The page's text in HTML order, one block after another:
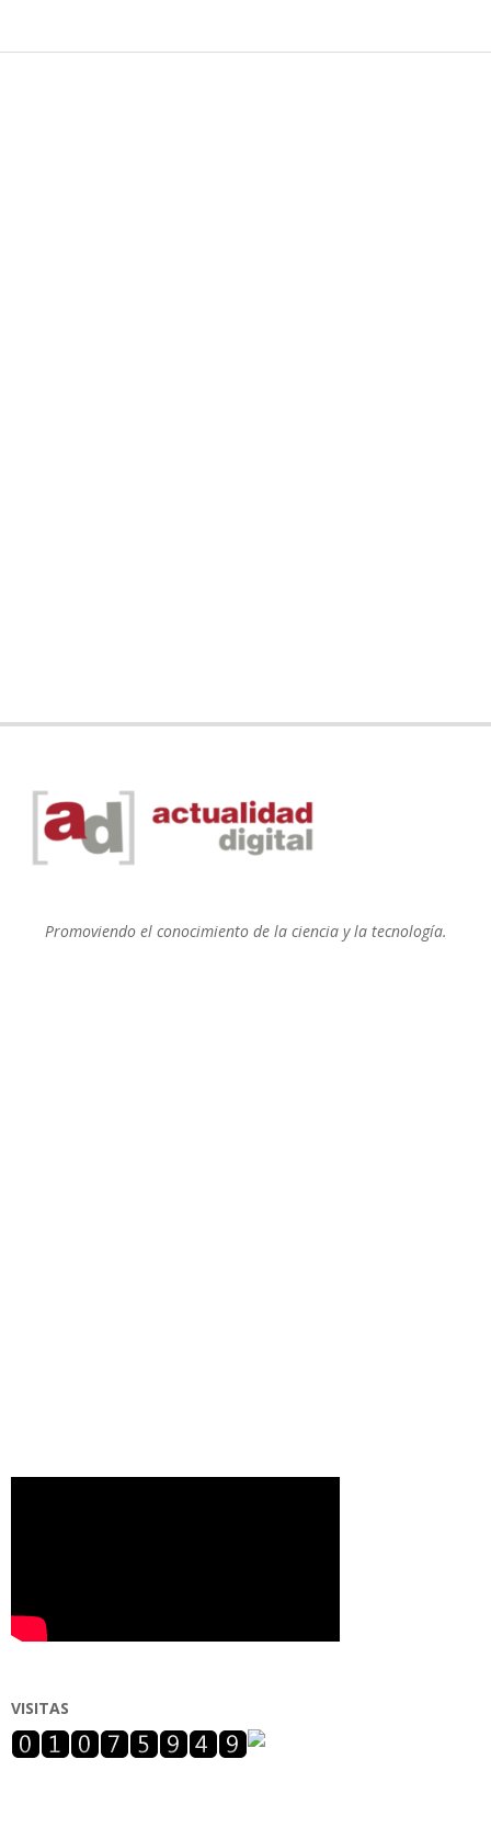
Promoviendo el conocimiento de la ciencia y la tecnología.
VISITAS